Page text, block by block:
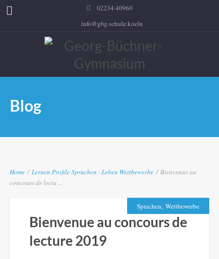
02234 40960
info@gbg.schule.koeln
Blog
Home / Lernen ProfileSprachen -Leben Wettbewerbe / Bienvenue au
concours de lectu ...
Sprachen, Wettbewerbe
Bienvenue au concours de
lecture 2019